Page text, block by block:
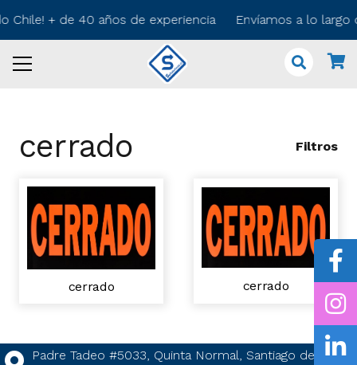
Chile! + de 40 años de experiencia Envíamos a lo
cerrado Filtros
cerrado cerrado
Padre Tadeo #5033, Quinta Normal, Santiago de